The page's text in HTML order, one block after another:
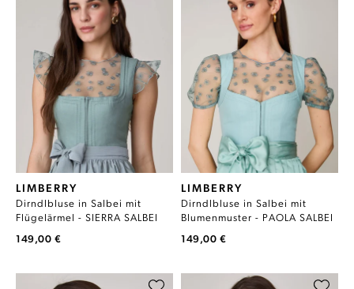
LIMBERRY
Dirndlbluse in Salbei mit
Flügelärmel - SIERRA SALBEI
149,00 €
LIMBERRY
Dirndlbluse in Salbei mit
Blumenmuster - PAOLA SALBEI
149,00 €